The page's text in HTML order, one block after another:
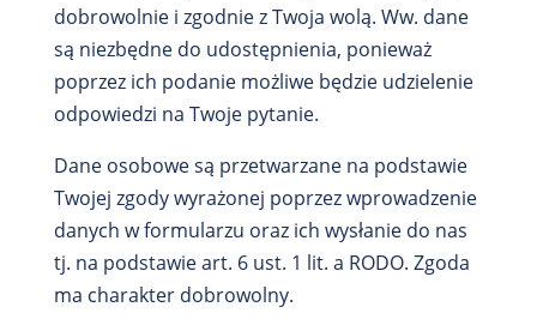
dobrowolnie i zgodnie z Twoja wolą. Ww. dane
są niezbędne do udostępnienia, ponieważ
poprzez ich podanie możliwe będzie udzielenie
odpowiedzi na Twoje pytanie.
Dane osobowe są przetwarzane na podstawie
Twojej zgody wyrażonej poprzez wprowadzenie
danych w formularzu oraz ich wysłanie do nas
tj. na podstawie art. 6 ust. 1 lit. a RODO. Zgoda
ma charakter dobrowolny.